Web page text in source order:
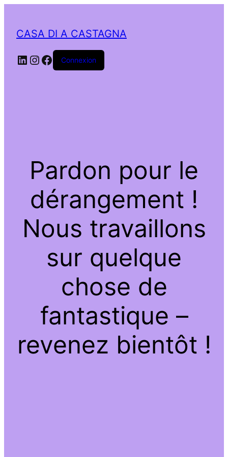
CASA DI A CASTAGNA
LinkedIn
Instagram
Facebook
Connexion
Pardon pour le
dérangement !
Nous travaillons
sur quelque
chose de
fantastique –
revenez bientôt !